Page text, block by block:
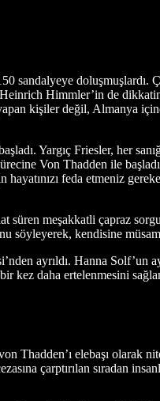
sandalyeye doluşmuşlardı.
Himmler’in de
kişiler değil, Almanya
Yargıç Friesler, her
Von Thadden ile
feda etmeniz
süren meşakkatli çapraz
söyleyerek, kendisine
ayrıldı. Hanna Solf’un
kez daha ertelenmesini
Thadden’ı elebaşı olarak
çarptırılan sıradan